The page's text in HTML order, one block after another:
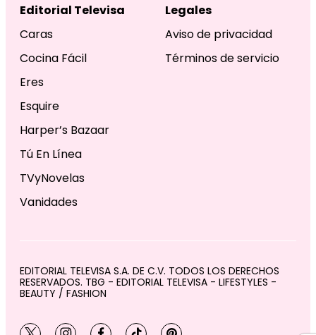
Editorial Televisa
Caras
Cocina Fácil
Eres
Esquire
Harper’s Bazaar
Tú En Línea
TVyNovelas
Vanidades
Legales
Aviso de privacidad
Términos de servicio
EDITORIAL TELEVISA S.A. DE C.V. TODOS LOS DERECHOS
RESERVADOS. TBG - EDITORIAL TELEVISA - LIFESTYLES -
BEAUTY / FASHION